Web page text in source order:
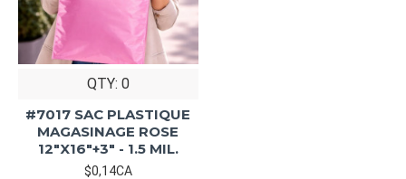
QTY: 0
#7017 SAC PLASTIQUE
MAGASINAGE ROSE
12"X16"+3" - 1.5 MIL.
$0,14CA